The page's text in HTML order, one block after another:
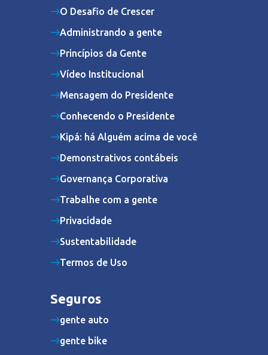
O Desafio de Crescer
Administrando a gente
Princípios da Gente
Vídeo Institucional
Mensagem do Presidente
Conhecendo o Presidente
Kipá: há Alguém acima de você
Demonstrativos contábeis
Governança Corporativa
Trabalhe com a gente
Privacidade
Sustentabilidade
Termos de Uso
Seguros
gente auto
gente bike